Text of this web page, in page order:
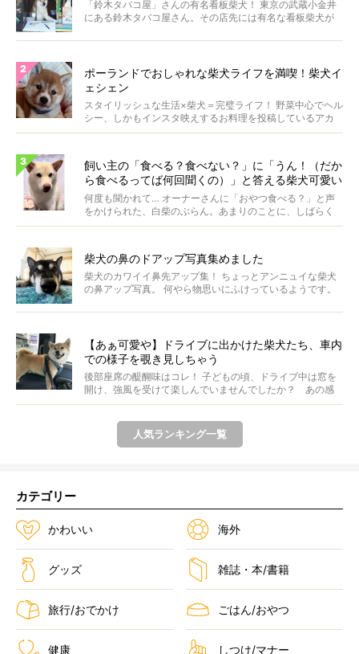
「鈴木タバコ屋」さんの有名看板柴犬！ 東京の武蔵小金井
にある鈴木タバコ屋さん。その店先には有名な看板柴犬が
ポーランドでおしゃれな柴犬ライフを満喫！柴犬イ
ェシェン
スタイリッシュな生活×柴犬＝完璧ライフ！ 野菜中心でヘル
シー、しかもインスタ映えするお料理を投稿しているアカ
ウ...
飼い主の「食べる？食べない？」に「うん！（だか
ら食べるってば何回聞くの）」と答える柴犬可愛い
【動画】
何度も聞かれて… オーナーさんに「おやつ食べる？」と声
をかけられた、白柴のぶらん。あまりのことに、しばらく
フリ...
柴犬の鼻のドアップ写真集めました
柴犬のカワイイ鼻先アップ集！ ちょっとアンニュイな柴犬
の鼻アップ写真。 何やら物思いにふけっているようです。
【あぁ可愛や】ドライブに出かけた柴犬たち、車内
での様子を覗き見しちゃう
後部座席の醍醐味はコレ！ 子どもの頃、ドライブ中は窓を
開け、強風を受けて楽しんでいませんでしたか？ あの感
じが...
人気ランキング一覧
カテゴリー
かわいい 海外
グッズ 雑誌・本/書籍
旅行/おでかけ ごはん/おやつ
健康 しつけ/マナー